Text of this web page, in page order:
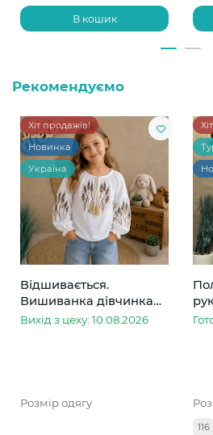
В кошик
Рекомендуємо
Хіт продажів!
Новинка
Україна
Відшивається.
Вишиванка дівчинка
колоски
Вихід з цеху: 10.08.2026
Розмір одягу
116